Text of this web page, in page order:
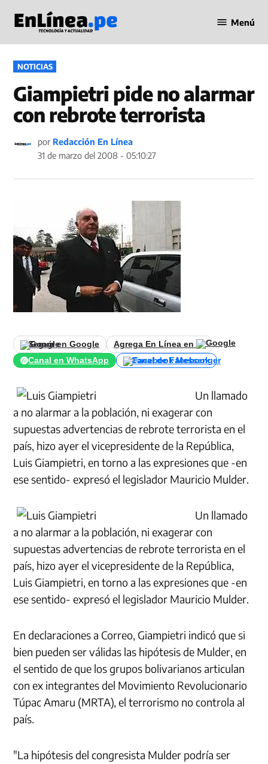
contenido
en Línea
Menú
PUBLICADO
EN
NOTICIAS
Giampietri pide no alarmar
con rebrote terrorista
por Redacción En Línea
31 de marzo del 2008 - 05:10:27
Seguir en Google
Agrega En Línea en
Canal en WhatsApp
Canal de Facebook
Un llamado
a no alarmar a la población, ni exagerar con
supuestas advertencias de rebrote terrorista en el
país, hizo ayer el vicepresidente de la República,
Luis Giampietri, en torno a las expresiones que -en
ese sentido- expresó el legislador Mauricio Mulder.
Un llamado
a no alarmar a la población, ni exagerar con
supuestas advertencias de rebrote terrorista en el
país, hizo ayer el vicepresidente de la República,
Luis Giampietri, en torno a las expresiones que -en
ese sentido- expresó el legislador Mauricio Mulder.
En declaraciones a Correo, Giampietri indicó que si
bien pueden ser válidas las hipótesis de Mulder, en
el sentido de que los grupos bolivarianos articulan
con ex integrantes del Movimiento Revolucionario
Túpac Amaru (MRTA), el terrorismo no controla al
país.
"La hipótesis del congresista Mulder podría ser